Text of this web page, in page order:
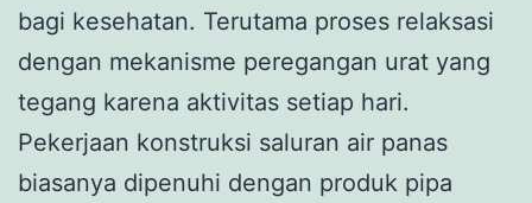
bagi kesehatan. Terutama proses relaksasi
dengan mekanisme peregangan urat yang
tegang karena aktivitas setiap hari.
Pekerjaan konstruksi saluran air panas
biasanya dipenuhi dengan produk pipa